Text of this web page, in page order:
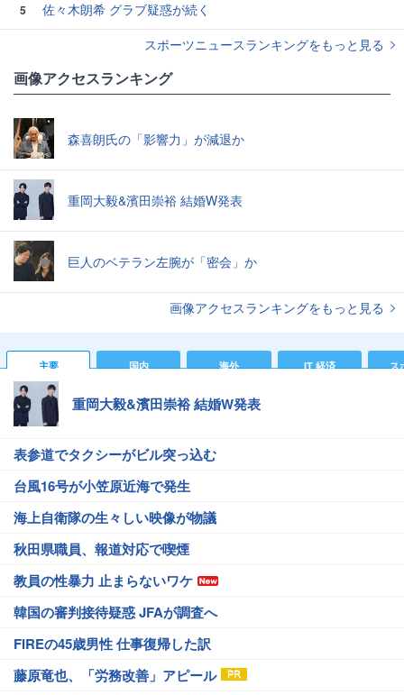
5
佐々木朗希 グラブ疑惑が続く
スポーツニュースランキングをもっと見る
画像アクセスランキング
森喜朗氏の「影響力」が減退か
重岡大毅&濱田崇裕 結婚W発表
巨人のベテラン左腕が「密会」か
画像アクセスランキングをもっと見る
主要 国内 海外 IT 経済 ス
重岡大毅&濱田崇裕 結婚W発表
表参道でタクシーがビル突っ込む
台風16号が小笠原近海で発生
海上自衛隊の生々しい映像が物議
秋田県職員、報道対応で喫煙
教員の性暴力 止まらないワケ
韓国の審判接待疑惑 JFAが調査へ
FIREの45歳男性 仕事復帰した訳
藤原竜也、「労務改善」アピール